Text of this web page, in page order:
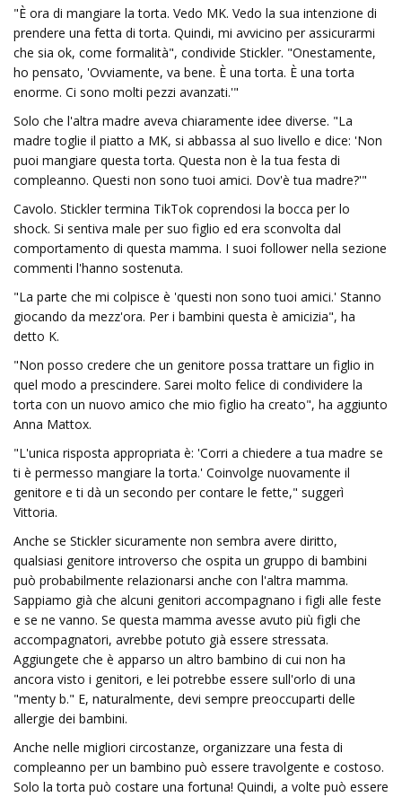
"È ora di mangiare la torta. Vedo MK. Vedo la sua intenzione di
prendere una fetta di torta. Quindi, mi avvicino per assicurarmi
che sia ok, come formalità", condivide Stickler. "Onestamente,
ho pensato, 'Ovviamente, va bene. È una torta. È una torta
enorme. Ci sono molti pezzi avanzati.'"
Solo che l'altra madre aveva chiaramente idee diverse. "La
madre toglie il piatto a MK, si abbassa al suo livello e dice: 'Non
puoi mangiare questa torta. Questa non è la tua festa di
compleanno. Questi non sono tuoi amici. Dov'è tua madre?'"
Cavolo. Stickler termina TikTok coprendosi la bocca per lo
shock. Si sentiva male per suo figlio ed era sconvolta dal
comportamento di questa mamma. I suoi follower nella sezione
commenti l'hanno sostenuta.
"La parte che mi colpisce è 'questi non sono tuoi amici.' Stanno
giocando da mezz'ora. Per i bambini questa è amicizia", ​​ha
detto K.
"Non posso credere che un genitore possa trattare un figlio in
quel modo a prescindere. Sarei molto felice di condividere la
torta con un nuovo amico che mio figlio ha creato", ha aggiunto
Anna Mattox.
"L'unica risposta appropriata è: 'Corri a chiedere a tua madre se
ti è permesso mangiare la torta.' Coinvolge nuovamente il
genitore e ti dà un secondo per contare le fette," suggerì
Vittoria.
Anche se Stickler sicuramente non sembra avere diritto,
qualsiasi genitore introverso che ospita un gruppo di bambini
può probabilmente relazionarsi anche con l'altra mamma.
Sappiamo già che alcuni genitori accompagnano i figli alle feste
e se ne vanno. Se questa mamma avesse avuto più figli che
accompagnatori, avrebbe potuto già essere stressata.
Aggiungete che è apparso un altro bambino di cui non ha
ancora visto i genitori, e lei potrebbe essere sull'orlo di una
"menty b." E, naturalmente, devi sempre preoccuparti delle
allergie dei bambini.
Anche nelle migliori circostanze, organizzare una festa di
compleanno per un bambino può essere travolgente e costoso.
Solo la torta può costare una fortuna! Quindi, a volte può essere